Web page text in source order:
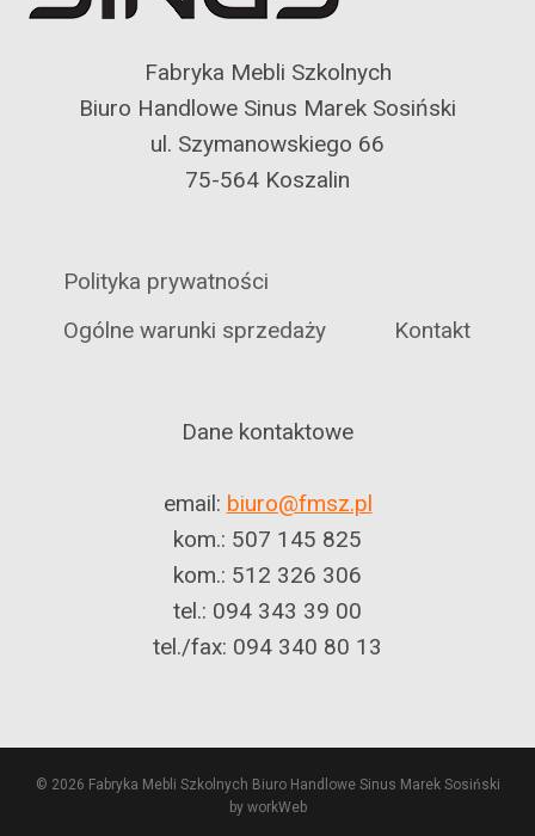
Fabryka Mebli Szkolnych
Biuro Handlowe Sinus Marek Sosiński
ul. Szymanowskiego 66
75-564 Koszalin
Polityka prywatności
Ogólne warunki sprzedaży
Kontakt
Dane kontaktowe
email: biuro@fmsz.pl
kom.: 507 145 825
kom.: 512 326 306
tel.: 094 343 39 00
tel./fax: 094 340 80 13
© 2026 Fabryka Mebli Szkolnych Biuro Handlowe Sinus Marek Sosiński
by workWeb